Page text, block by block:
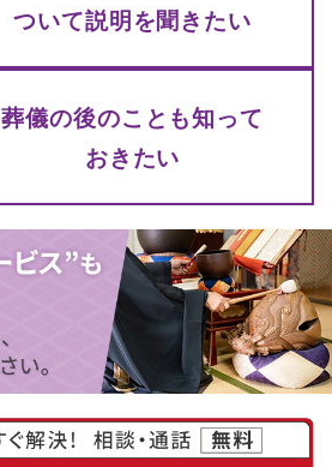
ついて説明を聞きたい
葬儀の後のことも知って
おきたい